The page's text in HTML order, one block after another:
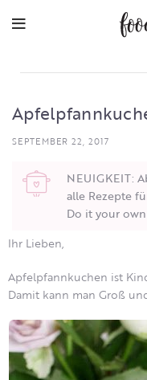
SEPTEMBER 22, 2017
NEUIGKEIT:
alle Rezepte
Do it your
Ihr Lieben,
Apfelpfannkuchen ist
Damit kann man Groß